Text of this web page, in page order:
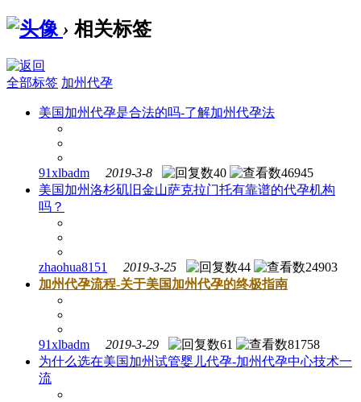
› 相关标签
全部标签 加州代孕
美国加州代孕是合法的吗-了解加州代孕法
91xlbadm 2019-3-8 40
46945
美国加州洛杉矶旧金山萨克拉门托有靠谱的代孕机构
吗？
zhaohua8151 2019-3-25 44
24903
加州代孕流程-关于美国加州代孕的终极指南
91xlbadm 2019-3-29 61
81758
为什么选在美国加州试管婴儿代孕-加州代孕中心技术一
流